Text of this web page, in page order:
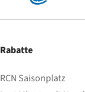
Rabatte
RCN Saisonplatz